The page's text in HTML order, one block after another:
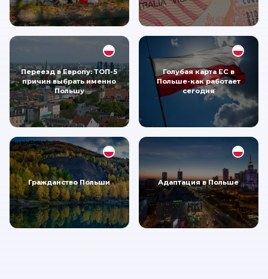
Переезд в Европу: ТОП-5
причин выбрать именно
Польшу
Голубая карта ЕС в
Польше-как работает
сегодня
Гражданство Польши Адаптация в Польше